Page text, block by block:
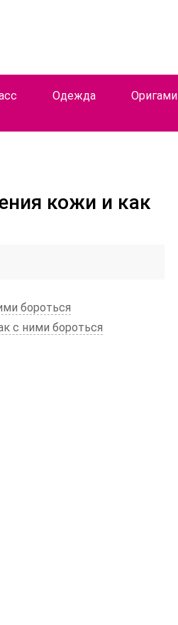
Одежда Оригами
кожи и как
бороться
с ними бороться